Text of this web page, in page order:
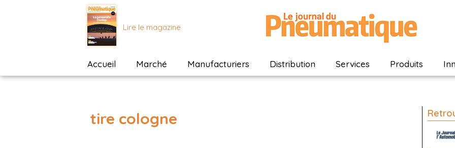
Lire le magazine
Accueil Marché Manufacturiers Distribution Services Produits
tire cologne